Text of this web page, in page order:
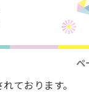
ペ
ております。